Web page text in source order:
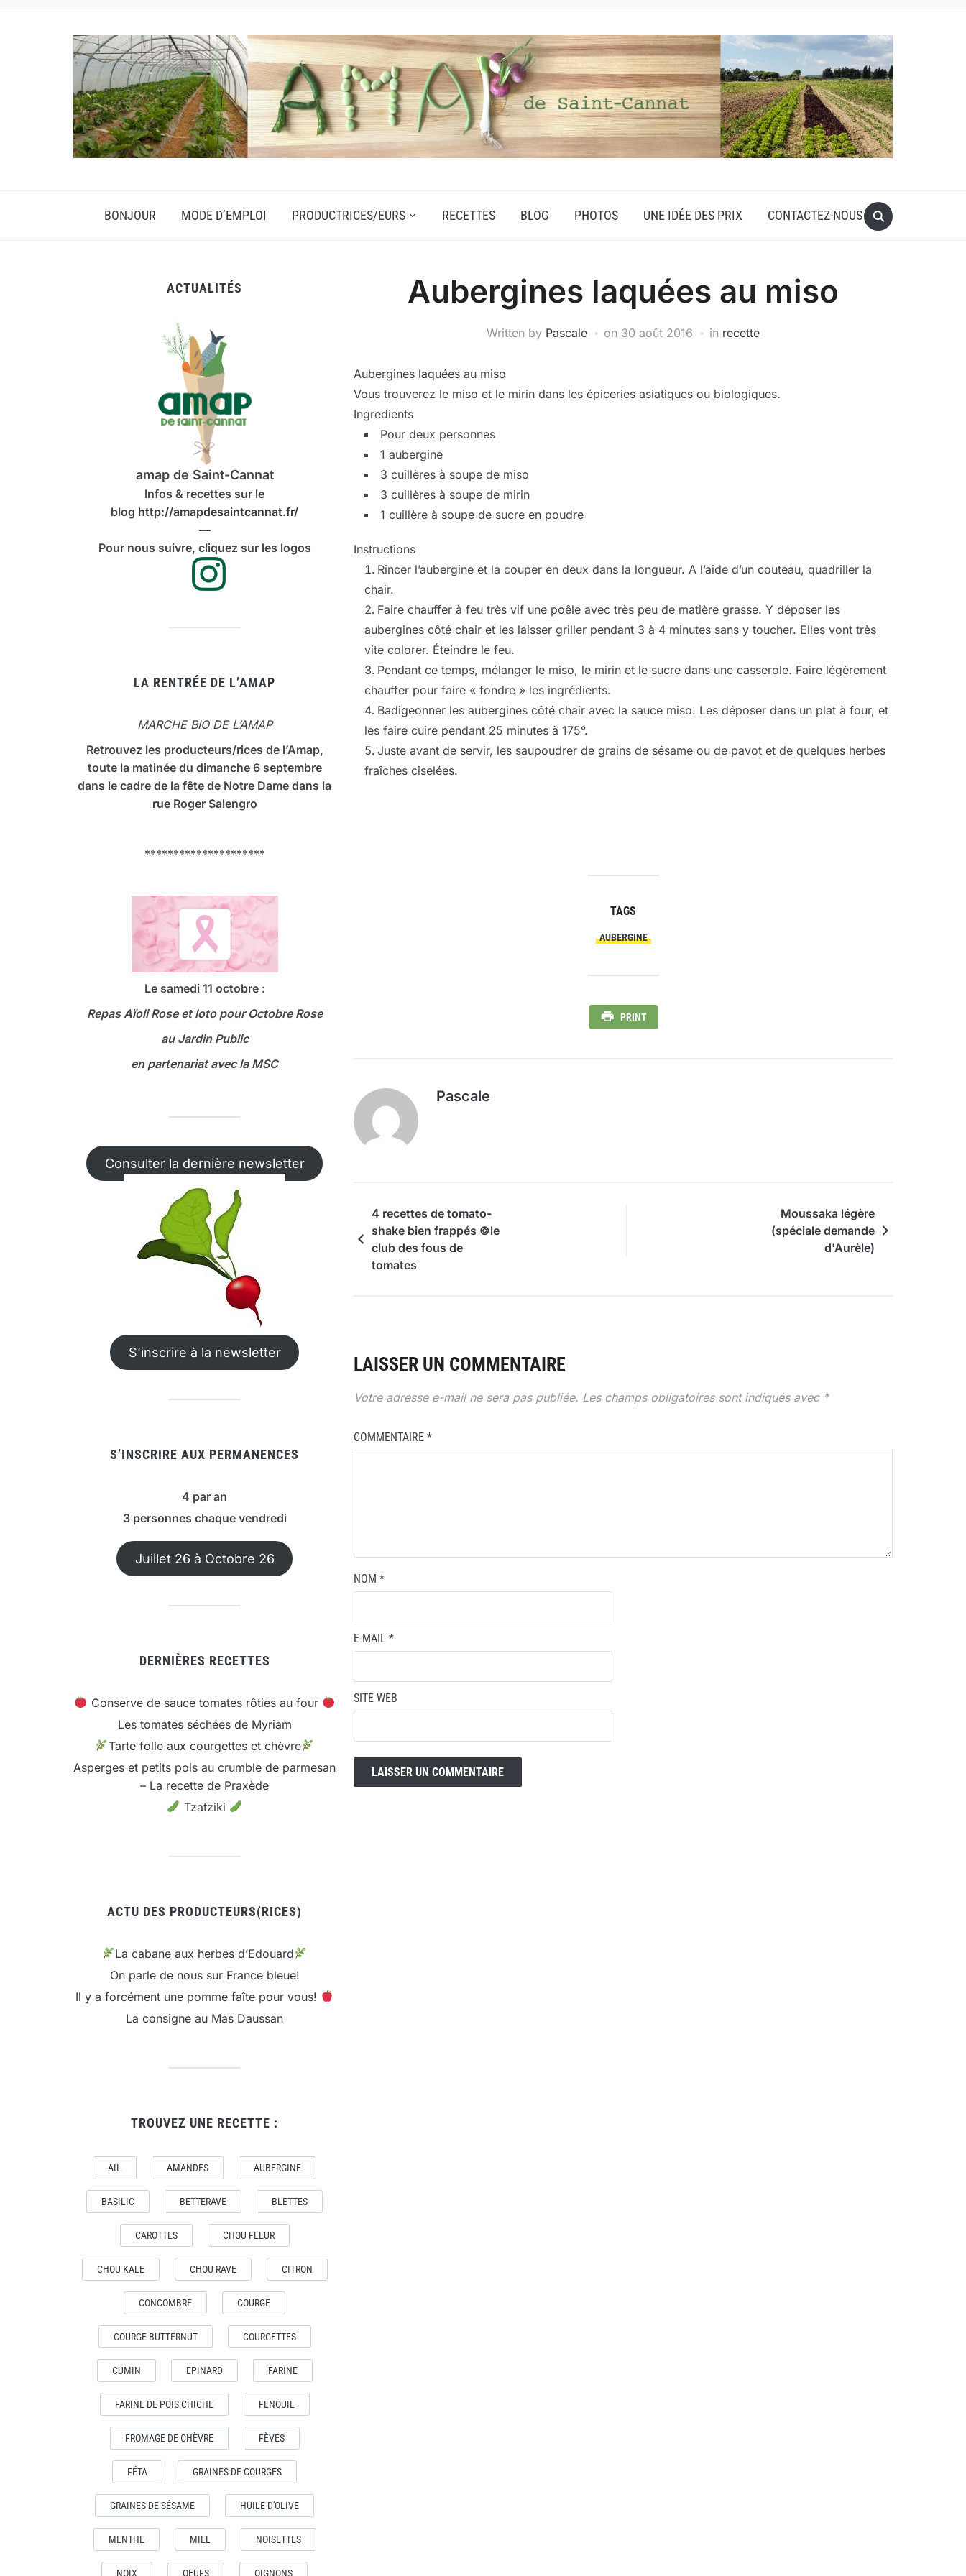
BONJOUR MODE D’EMPLOI PRODUCTRICES/EURS RECETTES BLOG PHOTOS UNE IDÉE DES PRIX CONTACTEZ-NOUS
Aubergines laquées au miso
Written by Pascale on 30 août 2016 in recette
Aubergines laquées au miso
Vous trouverez le miso et le mirin dans les épiceries asiatiques ou biologiques.
Ingredients
Pour deux personnes
1 aubergine
3 cuillères à soupe de miso
3 cuillères à soupe de mirin
1 cuillère à soupe de sucre en poudre
Instructions
Rincer l’aubergine et la couper en deux dans la longueur. A l’aide d’un couteau, quadriller la
chair.
Faire chauffer à feu très vif une poêle avec très peu de matière grasse. Y déposer les
aubergines côté chair et les laisser griller pendant 3 à 4 minutes sans y toucher. Elles vont très
vite colorer. Éteindre le feu.
Pendant ce temps, mélanger le miso, le mirin et le sucre dans une casserole. Faire légèrement
chauffer pour faire « fondre » les ingrédients.
Badigeonner les aubergines côté chair avec la sauce miso. Les déposer dans un plat à four, et
les faire cuire pendant 25 minutes à 175°.
Juste avant de servir, les saupoudrer de grains de sésame ou de pavot et de quelques herbes
fraîches ciselées.
TAGS
AUBERGINE
PRINT
Pascale
4 recettes de tomato-
shake bien frappés ©le
club des fous de
tomates
Moussaka légère
(spéciale demande
d'Aurèle)
LAISSER UN COMMENTAIRE
Votre adresse e-mail ne sera pas publiée. Les champs obligatoires sont indiqués avec *
COMMENTAIRE *
NOM *
E-MAIL *
SITE WEB
ACTUALITÉS
amap de Saint-Cannat
Infos & recettes sur le
blog http://amapdesaintcannat.fr/
—
Pour nous suivre, cliquez sur les logos
LA RENTRÉE DE L’AMAP
MARCHE BIO DE L’AMAP
Retrouvez les producteurs/rices de l’Amap,
toute la matinée du dimanche 6 septembre
dans le cadre de la fête de Notre Dame dans la
rue Roger Salengro
*********************
Le samedi 11 octobre :
Repas Aïoli Rose et loto pour Octobre Rose
au Jardin Public
en partenariat avec la MSC
Consulter la dernière newsletter
S’inscrire à la newsletter
S’INSCRIRE AUX PERMANENCES
4 par an
3 personnes chaque vendredi
Juillet 26 à Octobre 26
DERNIÈRES RECETTES
Conserve de sauce tomates rôties au four
Les tomates séchées de Myriam
Tarte folle aux courgettes et chèvre
Asperges et petits pois au crumble de parmesan
– La recette de Praxède
Tzatziki
ACTU DES PRODUCTEURS(RICES)
La cabane aux herbes d’Edouard
On parle de nous sur France bleue!
Il y a forcément une pomme faîte pour vous!
La consigne au Mas Daussan
TROUVEZ UNE RECETTE :
AIL AMANDES AUBERGINE
BASILIC BETTERAVE BLETTES
CAROTTES CHOU FLEUR
CHOU KALE CHOU RAVE CITRON
CONCOMBRE COURGE
COURGE BUTTERNUT COURGETTES
CUMIN EPINARD FARINE
FARINE DE POIS CHICHE FENOUIL
FROMAGE DE CHÈVRE FÈVES
FÉTA GRAINES DE COURGES
GRAINES DE SÉSAME HUILE D'OLIVE
MENTHE MIEL NOISETTES
NOIX OEUFS OIGNONS